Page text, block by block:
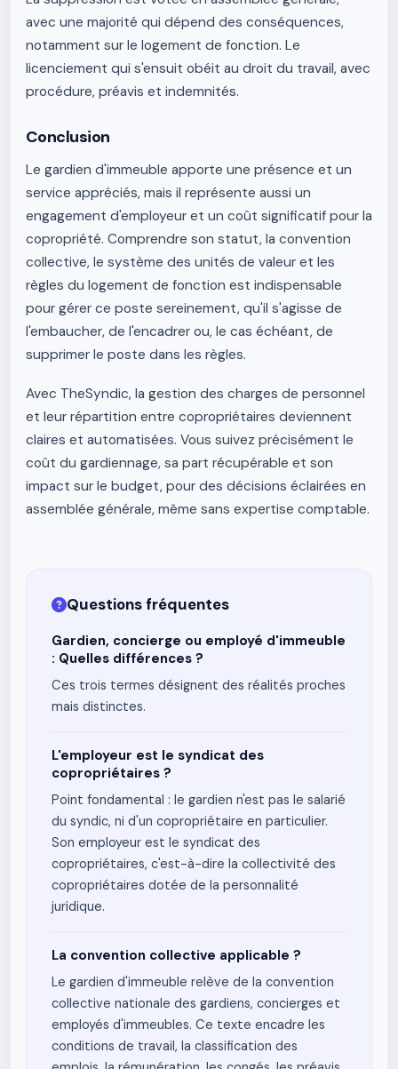
avec une majorité qui dépend des conséquences,
notamment sur le logement de fonction. Le
licenciement qui s'ensuit obéit au droit du travail, avec
procédure, préavis et indemnités.
Conclusion
Le gardien d'immeuble apporte une présence et un
service appréciés, mais il représente aussi un
engagement d'employeur et un coût significatif pour la
copropriété. Comprendre son statut, la convention
collective, le système des unités de valeur et les
règles du logement de fonction est indispensable
pour gérer ce poste sereinement, qu'il s'agisse de
l'embaucher, de l'encadrer ou, le cas échéant, de
supprimer le poste dans les règles.
Avec TheSyndic, la gestion des charges de personnel
et leur répartition entre copropriétaires deviennent
claires et automatisées. Vous suivez précisément le
coût du gardiennage, sa part récupérable et son
impact sur le budget, pour des décisions éclairées en
assemblée générale, même sans expertise comptable.
Questions fréquentes
Gardien, concierge ou employé d'immeuble
: Quelles différences ?
Ces trois termes désignent des réalités proches
mais distinctes.
L'employeur est le syndicat des
copropriétaires ?
Point fondamental : le gardien n'est pas le salarié
du syndic, ni d'un copropriétaire en particulier.
Son employeur est le syndicat des
copropriétaires, c'est-à-dire la collectivité des
copropriétaires dotée de la personnalité
juridique.
La convention collective applicable ?
Le gardien d'immeuble relève de la convention
collective nationale des gardiens, concierges et
employés d'immeubles. Ce texte encadre les
conditions de travail, la classification des